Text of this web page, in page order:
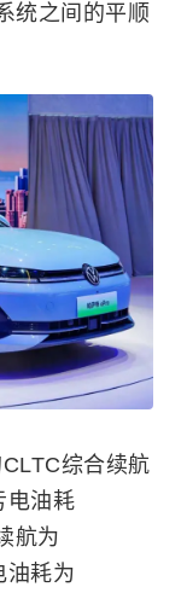
统之间的平顺
综合续航
电油耗
航为
油耗为